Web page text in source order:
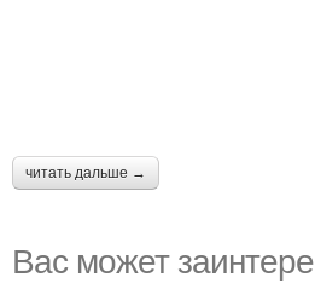
читать дальше →
Вас может